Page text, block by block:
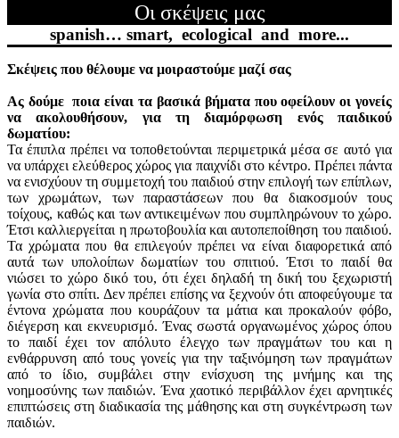
Οι σκέψεις μας
spanish… smart, ecological and more...
Σκέψεις που θέλουμε να μοιραστούμε μαζί σας
Ας δούμε ποια είναι τα βασικά βήματα που οφείλουν οι γονείς
να ακολουθήσουν, για τη διαμόρφωση ενός παιδικού
δωματίου:
Τα έπιπλα πρέπει να τοποθετούνται περιμετρικά μέσα σε αυτό για
να υπάρχει ελεύθερος χώρος για παιχνίδι στο κέντρο. Πρέπει πάντα
να ενισχύουν τη συμμετοχή του παιδιού στην επιλογή των επίπλων,
των χρωμάτων, των παραστάσεων που θα διακοσμούν τους
τοίχους, καθώς και των αντικειμένων που συμπληρώνουν το χώρο.
Έτσι καλλιεργείται η πρωτοβουλία και αυτοπεποίθηση του παιδιού.
Τα χρώματα που θα επιλεγούν πρέπει να είναι διαφορετικά από
αυτά των υπολοίπων δωματίων του σπιτιού. Έτσι το παιδί θα
νιώσει το χώρο δικό του, ότι έχει δηλαδή τη δική του ξεχωριστή
γωνία στο σπίτι. Δεν πρέπει επίσης να ξεχνούν ότι αποφεύγουμε τα
έντονα χρώματα που κουράζουν τα μάτια και προκαλούν φόβο,
διέγερση και εκνευρισμό. Ένας σωστά οργανωμένος χώρος όπου
το παιδί έχει τον απόλυτο έλεγχο των πραγμάτων του και η
ενθάρρυνση από τους γονείς για την ταξινόμηση των πραγμάτων
από το ίδιο, συμβάλει στην ενίσχυση της μνήμης και της
νοημοσύνης των παιδιών. Ένα χαοτικό περιβάλλον έχει αρνητικές
επιπτώσεις στη διαδικασία της μάθησης και στη συγκέντρωση των
παιδιών.